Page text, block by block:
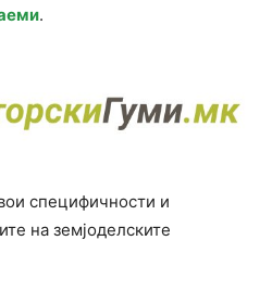
.
специфичности и
на земјоделските